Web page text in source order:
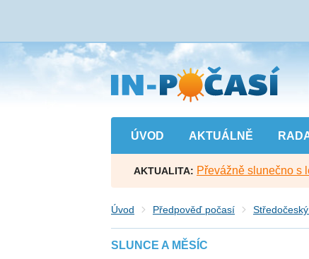
Přejít
na
hlavní
obsah
ÚVOD AKTUÁLNĚ
AKTUALITA: Převážně slunečno s
Úvod Předpověď počasí
SLUNCE A MĚSÍC